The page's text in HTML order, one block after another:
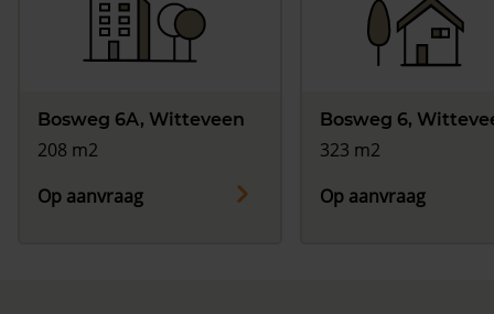
Bosweg 6A, Witteveen
208 m2
Op aanvraag
Bosweg 6,
323 m2
Op aanvraag